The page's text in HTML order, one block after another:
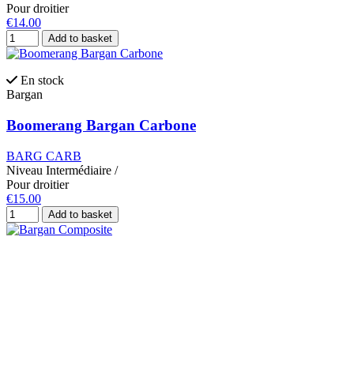
Pour droitier
€14.00
Add to basket
En stock
Bargan
Boomerang Bargan Carbone
BARG CARB
Niveau Intermédiaire /
Pour droitier
€15.00
Add to basket